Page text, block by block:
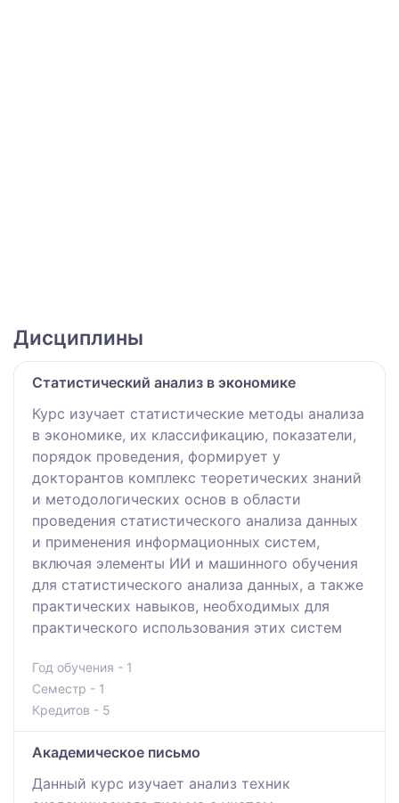
Дисциплины
Статистический анализ в экономике
Курс изучает статистические методы анализа
в экономике, их классификацию, показатели,
порядок проведения, формирует у
докторантов комплекс теоретических знаний
и методологических основ в области
проведения статистического анализа данных
и применения информационных систем,
включая элементы ИИ и машинного обучения
для статистического анализа данных, а также
практических навыков, необходимых для
практического использования этих систем
Год обучения - 1
Семестр - 1
Кредитов - 5
Академическое письмо
Данный курс изучает анализ техник